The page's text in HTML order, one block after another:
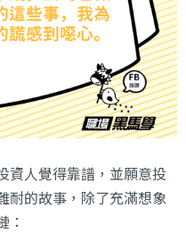
資人覺得靠譜，並願意投
耐的故事，除了充滿想象
：